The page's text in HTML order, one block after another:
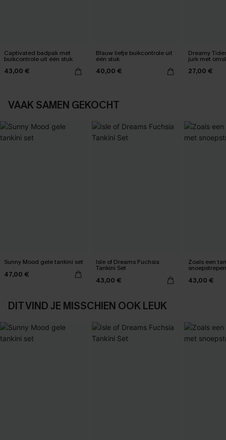
Captivated badpak met
buikcontrole uit één stuk
43,00 €
Blauw liefje buikcontrole uit
één stuk
40,00 €
Dreamy
jurk met
27,00 €
VAAK SAMEN GEKOCHT
Sunny Mood gele tankini set
47,00 €
Isle of Dreams Fuchsia
Tankini Set
43,00 €
Zoals een
snoepstrepen
43,00 €
DIT VIND JE MISSCHIEN OOK LEUK